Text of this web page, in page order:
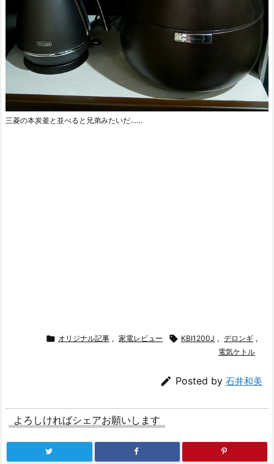
三菱の本炭釜と並べると兄弟みたいだ……
 オリジナル記事 , 家電レビュー  KBI1200J , デロンギ ,
電気ケトル
 Posted by 石井和美
よろしければシェアお願いします